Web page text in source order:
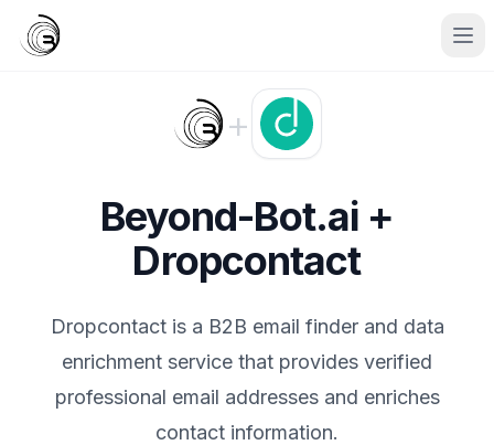
+
Beyond-Bot.ai +
Dropcontact
Dropcontact is a B2B email finder and data
enrichment service that provides verified
professional email addresses and enriches
contact information.